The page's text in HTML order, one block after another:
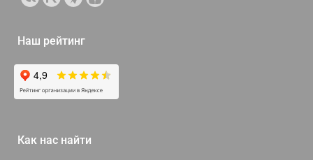
Наш рейтинг
Как нас найти